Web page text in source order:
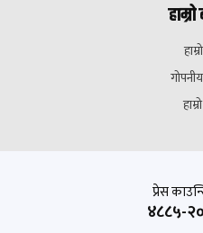
प्रेस
४८८५-